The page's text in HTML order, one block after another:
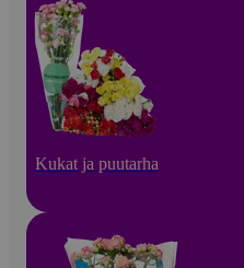
Kukat ja puutarha